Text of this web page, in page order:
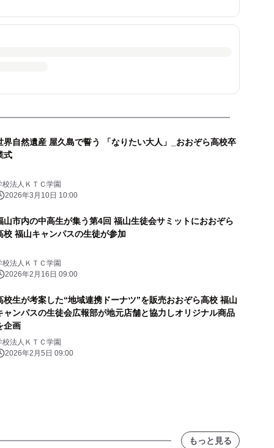
界自然遺産 屋久島で誓う 「なりたい大人」_おおぞら高校卒
式
校法人ＫＴＣ学園
2026年3月10日 10:00
山市内の中高生が集う第4回 福山生徒会サミットにおおぞら
校 福山キャンパスの生徒が参加
校法人ＫＴＣ学園
2026年2月16日 09:00
校生が考案した“地域連携ドーナツ”を販売おおぞら高校 福山
ャンパスの生徒会広報部が地元店舗と協力しオリジナル商品
企画
校法人ＫＴＣ学園
2026年2月5日 09:00
もっと見る